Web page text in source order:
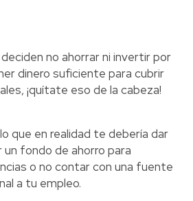
no ahorrar ni invertir por
dinero suficiente para cubrir
¡quítate eso de la cabeza!
que en realidad te debería dar
fondo de ahorro para
o no contar con una fuente
a tu empleo.